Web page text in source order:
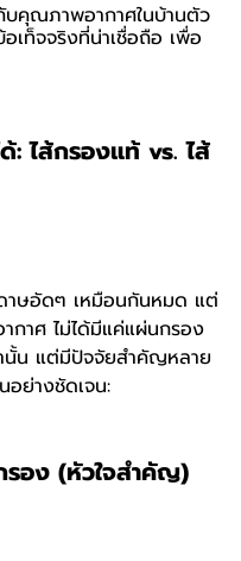
บคุณภาพอากาศในบ้านตัว
เท็จจริงที่น่าเชื่อถือ เพื่อ
: ไส้กรองแท้ vs. ไส้
าษอัดๆ เหมือนกันหมด แต่
กาศ ไม่ได้มีแค่แผ่นกรอง
นั้น แต่มีปัจจัยสำคัญหลาย
อย่างชัดเจน:
รอง (หัวใจสำคัญ)